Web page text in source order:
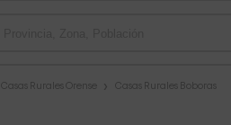
Casas Rurales Orense Casas Rurales Boboras